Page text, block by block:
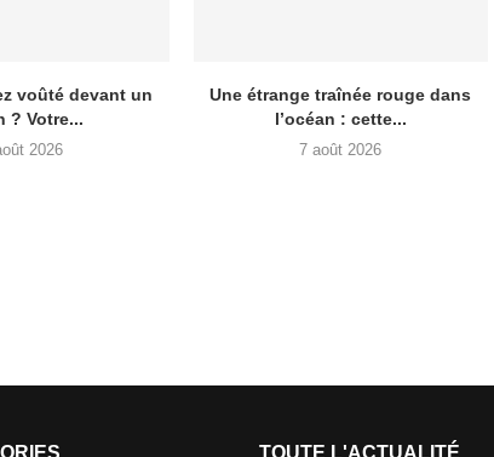
voûté devant un
? Votre...
2026
Une étrange traînée rouge dans
l’océan : cette...
7 août 2026
TOUTE L'ACTUALITÉ